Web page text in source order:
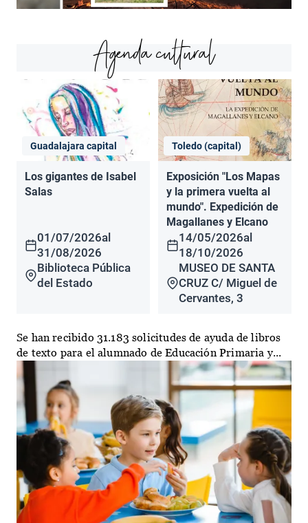
Agenda cultural
Guadalajara capital
Los gigantes de Isabel
Salas
01/07/2026al
31/08/2026
Biblioteca Pública
del Estado
Toledo (capital)
Exposición "Los Mapas
y la primera vuelta al
mundo". Expedición de
Magallanes y Elcano
14/05/2026al
18/10/2026
MUSEO DE SANTA
CRUZ C/ Miguel de
Cervantes, 3
Se han recibido 31.183 solicitudes de ayuda de libros
de texto para el alumnado de Educación Primaria y...